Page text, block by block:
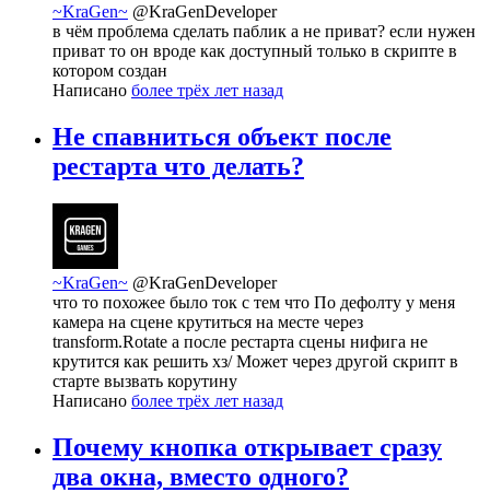
~KraGen~ @KraGenDeveloper
в чём проблема сделать паблик а не приват? если нужен
приват то он вроде как доступный только в скрипте в
котором создан
Написано более трёх лет назад
Не спавниться объект после
рестарта что делать?
~KraGen~ @KraGenDeveloper
что то похожее было ток с тем что По дефолту у меня
камера на сцене крутиться на месте через
transform.Rotate а после рестарта сцены нифига не
крутится как решить хз/ Может через другой скрипт в
старте вызвать корутину
Написано более трёх лет назад
Почему кнопка открывает сразу
два окна, вместо одного?